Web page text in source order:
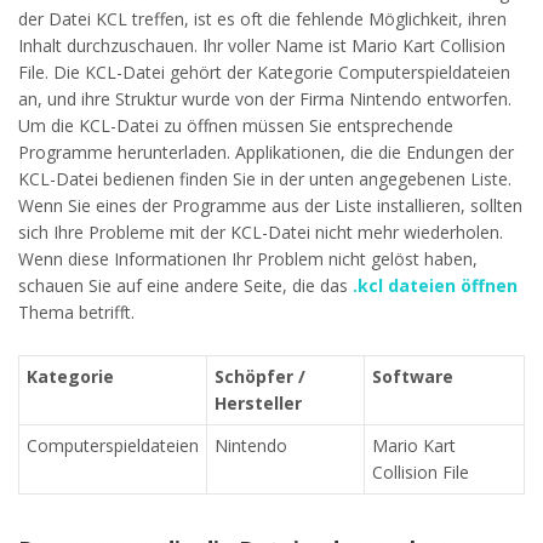
der Datei KCL treffen, ist es oft die fehlende Möglichkeit, ihren
Inhalt durchzuschauen. Ihr voller Name ist Mario Kart Collision
File. Die KCL-Datei gehört der Kategorie Computerspieldateien
an, und ihre Struktur wurde von der Firma Nintendo entworfen.
Um die KCL-Datei zu öffnen müssen Sie entsprechende
Programme herunterladen. Applikationen, die die Endungen der
KCL-Datei bedienen finden Sie in der unten angegebenen Liste.
Wenn Sie eines der Programme aus der Liste installieren, sollten
sich Ihre Probleme mit der KCL-Datei nicht mehr wiederholen.
Wenn diese Informationen Ihr Problem nicht gelöst haben,
schauen Sie auf eine andere Seite, die das .kcl dateien öffnen
Thema betrifft.
Kategorie
Schöpfer /
Hersteller
Software
Computerspieldateien Nintendo
Mario Kart
Collision File